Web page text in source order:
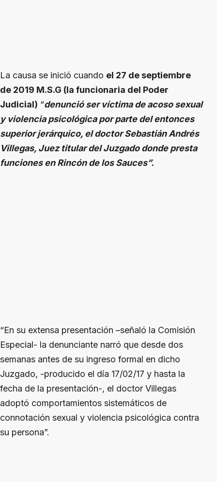
La causa se inició cuando el 27 de septiembre
de 2019 M.S.G (la funcionaria del Poder
Judicial) “denunció ser víctima de acoso sexual
y violencia psicológica por parte del entonces
superior jerárquico, el doctor Sebastián Andrés
Villegas, Juez titular del Juzgado donde presta
funciones en Rincón de los Sauces”.
“En su extensa presentación –señaló la Comisión
Especial- la denunciante narró que desde dos
semanas antes de su ingreso formal en dicho
Juzgado, -producido el día 17/02/17 y hasta la
fecha de la presentación-, el doctor Villegas
adoptó comportamientos sistemáticos de
connotación sexual y violencia psicológica contra
su persona”.